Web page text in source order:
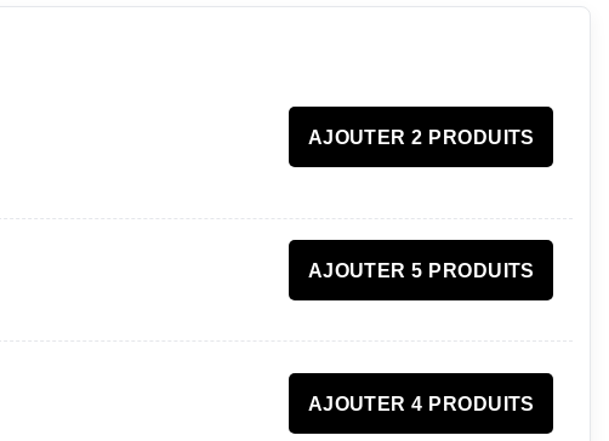
AJOUTER 2 PRODUITS
AJOUTER 5 PRODUITS
AJOUTER 4 PRODUITS